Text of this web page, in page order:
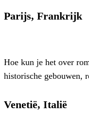
Parijs, Frankrijk
Hoe kun je het over
historische gebouwen,
Venetië, Italië